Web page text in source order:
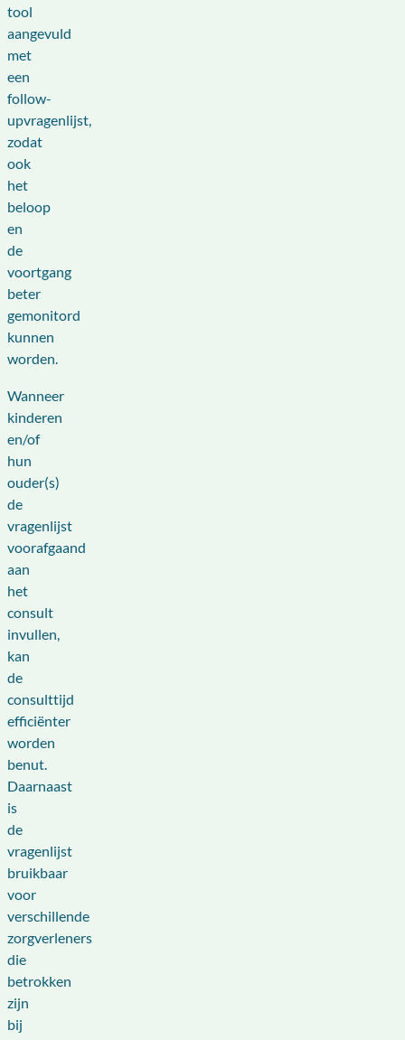
tool
aangevuld
met
een
follow-
upvragenlijst,
zodat
ook
het
beloop
en
de
voortgang
beter
gemonitord
kunnen
worden.
Wanneer
kinderen
en/of
hun
ouder(s)
de
vragenlijst
voorafgaand
aan
het
consult
invullen,
kan
de
consulttijd
efficiënter
worden
benut.
Daarnaast
is
de
vragenlijst
bruikbaar
voor
verschillende
zorgverleners
die
betrokken
zijn
bij